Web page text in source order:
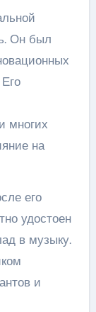
Он был
многих
на
его
удостоен
в музыку.
и